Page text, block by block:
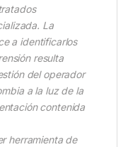
La
a identificarlos
resulta
del operador
a la luz de la
contenida
herramienta de